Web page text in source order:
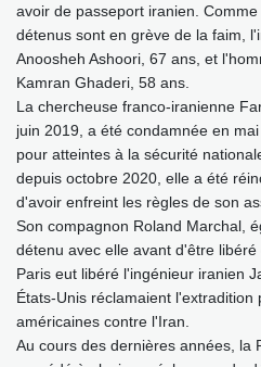
avoir de passeport iranien.
détenus sont en grève de la faim,
Anoosheh Ashoori, 67 ans, et
Kamran Ghaderi, 58 ans.
La chercheuse franco-iranienne
juin 2019, a été condamnée en
pour atteintes à la sécurité
depuis octobre 2020, elle a été
d'avoir enfreint les règles de son
Son compagnon Roland Marchal,
détenu avec elle avant d'être
Paris eut libéré l'ingénieur iranien
États-Unis réclamaient
américaines contre l'Iran.
Au cours des dernières années, la